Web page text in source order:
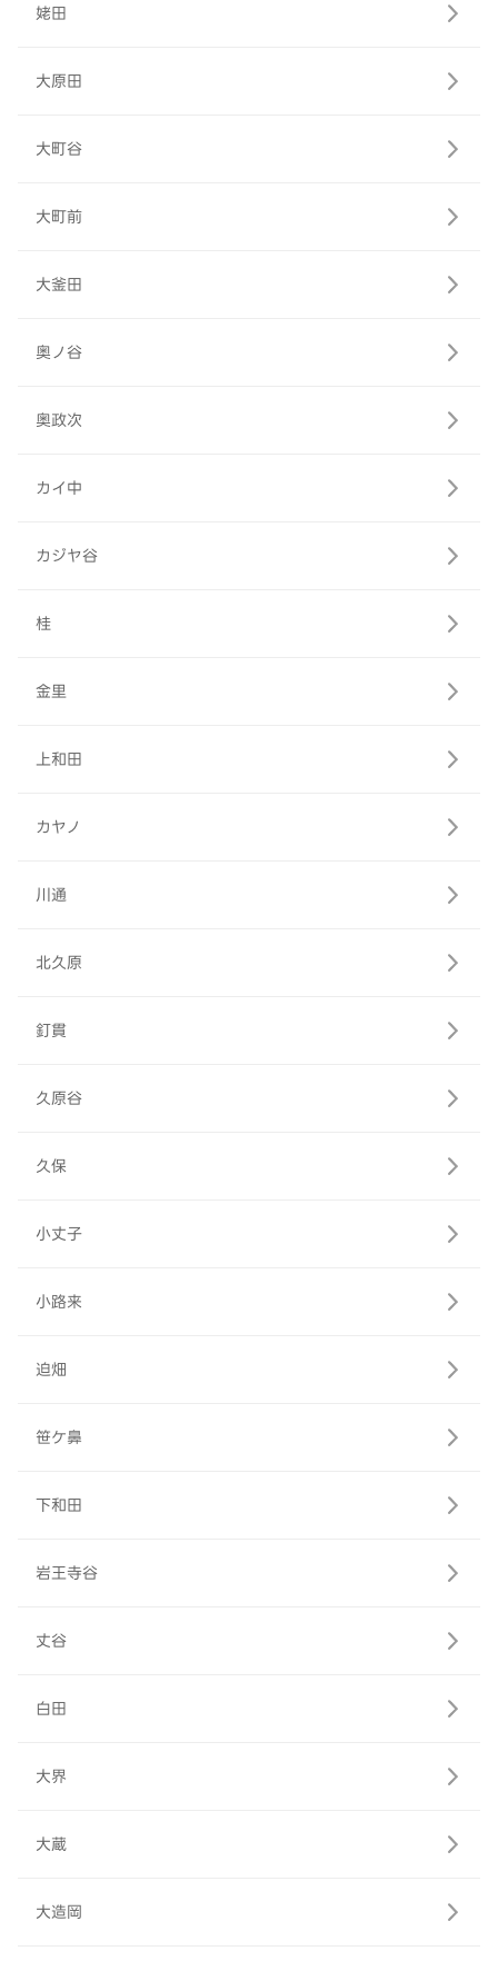
姥田
大原田
大町谷
大町前
大釜田
奥ノ谷
奥政次
カイ中
カジヤ谷
桂
金里
上和田
カヤノ
川通
北久原
釘貫
久原谷
久保
小丈子
小路来
迫畑
笹ケ鼻
下和田
岩王寺谷
丈谷
白田
大界
大蔵
大造岡